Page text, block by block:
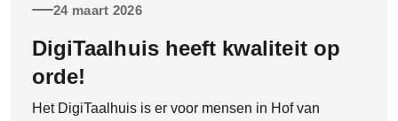
24 maart 2026
DigiTaalhuis heeft kwaliteit op
orde!
Het DigiTaalhuis is er voor mensen in Hof van